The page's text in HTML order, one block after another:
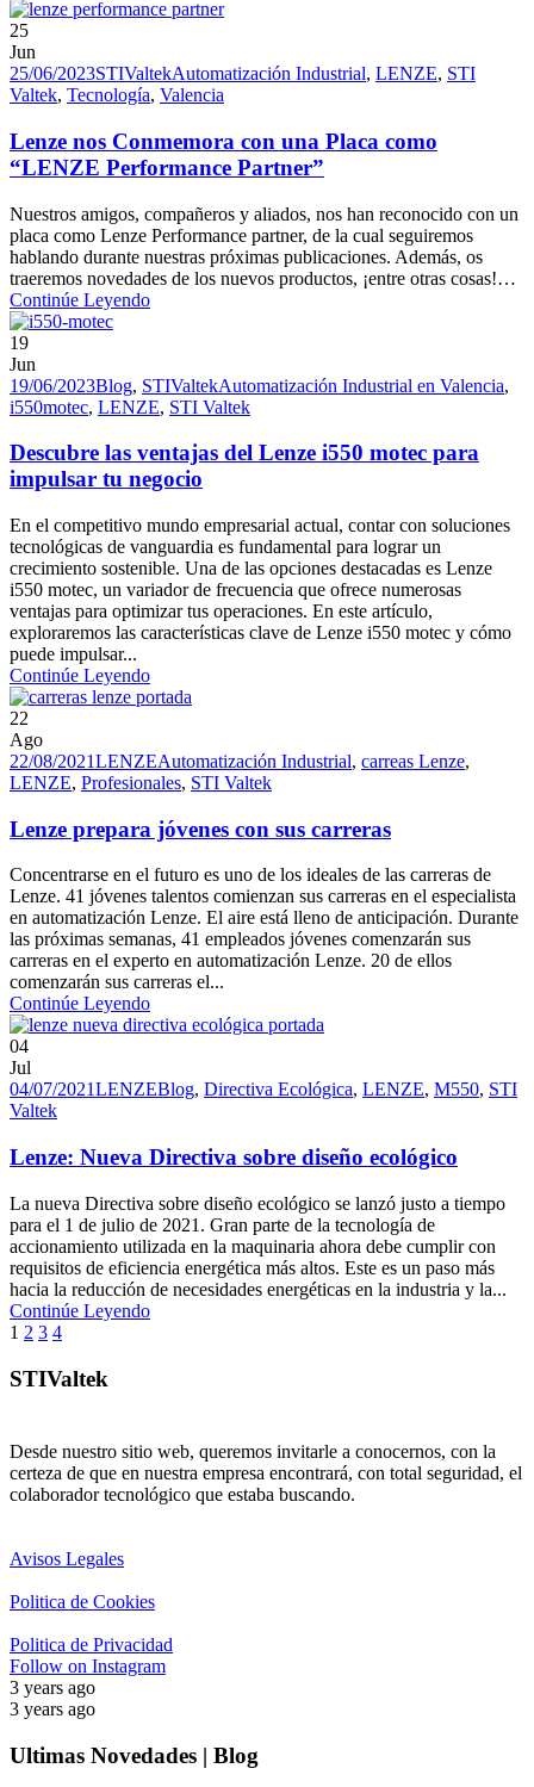
25
Jun
25/06/2023STIValtekAutomatización Industrial, LENZE, STI
Valtek, Tecnología, Valencia
Lenze nos Conmemora con una Placa como
“LENZE Performance Partner”
Nuestros amigos, compañeros y aliados, nos han reconocido con un
placa como Lenze Performance partner, de la cual seguiremos
hablando durante nuestras próximas publicaciones. Además, os
traeremos novedades de los nuevos productos, ¡entre otras cosas!…
Continúe Leyendo
19
Jun
19/06/2023Blog, STIValtekAutomatización Industrial en Valencia,
i550motec, LENZE, STI Valtek
Descubre las ventajas del Lenze i550 motec para
impulsar tu negocio
En el competitivo mundo empresarial actual, contar con soluciones
tecnológicas de vanguardia es fundamental para lograr un
crecimiento sostenible. Una de las opciones destacadas es Lenze
i550 motec, un variador de frecuencia que ofrece numerosas
ventajas para optimizar tus operaciones. En este artículo,
exploraremos las características clave de Lenze i550 motec y cómo
puede impulsar...
Continúe Leyendo
22
Ago
22/08/2021LENZEAutomatización Industrial, carreas Lenze,
LENZE, Profesionales, STI Valtek
Lenze prepara jóvenes con sus carreras
Concentrarse en el futuro es uno de los ideales de las carreras de
Lenze. 41 jóvenes talentos comienzan sus carreras en el especialista
en automatización Lenze. El aire está lleno de anticipación. Durante
las próximas semanas, 41 empleados jóvenes comenzarán sus
carreras en el experto en automatización Lenze. 20 de ellos
comenzarán sus carreras el...
Continúe Leyendo
04
Jul
04/07/2021LENZEBlog, Directiva Ecológica, LENZE, M550, STI
Valtek
Lenze: Nueva Directiva sobre diseño ecológico
La nueva Directiva sobre diseño ecológico se lanzó justo a tiempo
para el 1 de julio de 2021. Gran parte de la tecnología de
accionamiento utilizada en la maquinaria ahora debe cumplir con
requisitos de eficiencia energética más altos. Este es un paso más
hacia la reducción de necesidades energéticas en la industria y la...
Continúe Leyendo
1 2 3 4
STIValtek
Desde nuestro sitio web, queremos invitarle a conocernos, con la
certeza de que en nuestra empresa encontrará, con total seguridad, el
colaborador tecnológico que estaba buscando.
Avisos Legales
Politica de Cookies
Politica de Privacidad
Follow on Instagram
3 years ago
3 years ago
Ultimas Novedades | Blog